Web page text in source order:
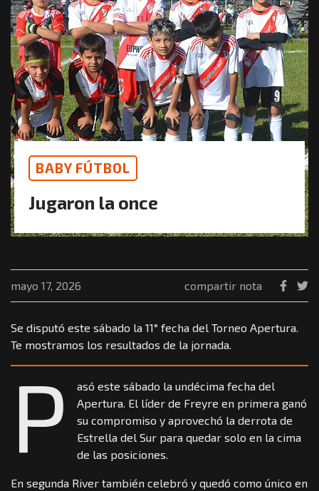
BABY FÚTBOL
Jugaron la once
mayo 17, 2026 compartir nota
Se disputó este sábado la 11° fecha del Torneo Apertura.
Te mostramos los resultados de la jornada.
P
asó este sábado la undécima fecha del
Apertura. El líder de Freyre en primera ganó
su compromiso y aprovechó la derrota de
Estrella del Sur para quedar solo en la cima
de las posiciones.
En segunda River también celebró y quedó como único en